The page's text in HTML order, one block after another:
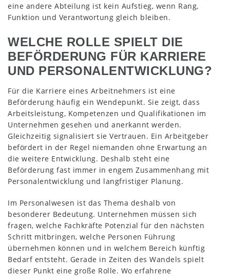
eine andere Abteilung ist kein Aufstieg, wenn Rang,
Funktion und Verantwortung gleich bleiben.
WELCHE ROLLE SPIELT DIE
BEFÖRDERUNG FÜR KARRIERE
UND PERSONALENTWICKLUNG?
Für die Karriere eines Arbeitnehmers ist eine
Beförderung häufig ein Wendepunkt. Sie zeigt, dass
Arbeitsleistung, Kompetenzen und Qualifikationen im
Unternehmen gesehen und anerkannt werden.
Gleichzeitig signalisiert sie Vertrauen. Ein Arbeitgeber
befördert in der Regel niemanden ohne Erwartung an
die weitere Entwicklung. Deshalb steht eine
Beförderung fast immer in engem Zusammenhang mit
Personalentwicklung und langfristiger Planung.
Im Personalwesen ist das Thema deshalb von
besonderer Bedeutung. Unternehmen müssen sich
fragen, welche Fachkräfte Potenzial für den nächsten
Schritt mitbringen, welche Personen Führung
übernehmen können und in welchem Bereich künftig
Bedarf entsteht. Gerade in Zeiten des Wandels spielt
dieser Punkt eine große Rolle. Wo erfahrene